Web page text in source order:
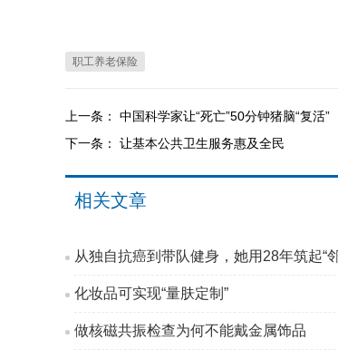
职工养老保险
上一条： 中国科学家让“死亡”50分钟猪脑“复活”
下一条： 让基本公共卫生服务惠及全民
相关文章
从独自抗癌到带队健身，她用28年筑起“
化妆品可实现“量肤定制”
做核磁共振检查为何不能戴金属饰品